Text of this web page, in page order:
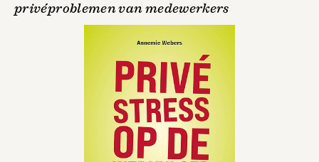
privéproblemen van medewerkers